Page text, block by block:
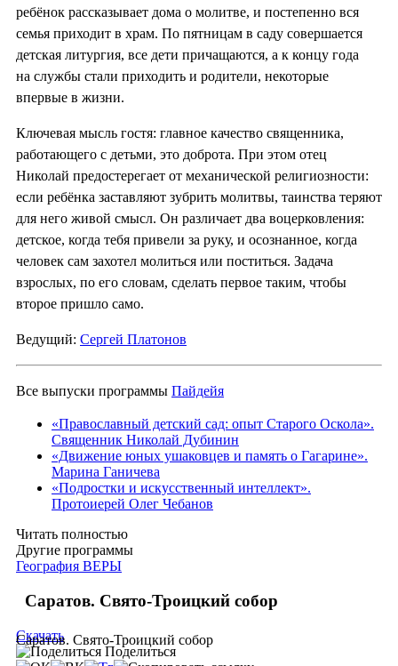
ребёнок рассказывает дома о молитве, и постепенно вся
семья приходит в храм. По пятницам в саду совершается
детская литургия, все дети причащаются, а к концу года
на службы стали приходить и родители, некоторые
впервые в жизни.
Ключевая мысль гостя: главное качество священника,
работающего с детьми, это доброта. При этом отец
Николай предостерегает от механической религиозности:
если ребёнка заставляют зубрить молитвы, таинства теряют
для него живой смысл. Он различает два воцерковления:
детское, когда тебя привели за руку, и осознанное, когда
человек сам захотел молиться или поститься. Задача
взрослых, по его словам, сделать первое таким, чтобы
второе пришло само.
Ведущий: Сергей Платонов
Все выпуски программы Пайдейя
«Православный детский сад: опыт Старого Оскола».
Священник Николай Дубинин
«Движение юных ушаковцев и память о Гагарине».
Марина Ганичева
«Подростки и искусственный интеллект».
Протоиерей Олег Чебанов
Читать полностью
Другие программы
География ВЕРЫ
Саратов. Свято-Троицкий собор
Саратов. Свято-Троицкий собор
Скачать
Поделиться